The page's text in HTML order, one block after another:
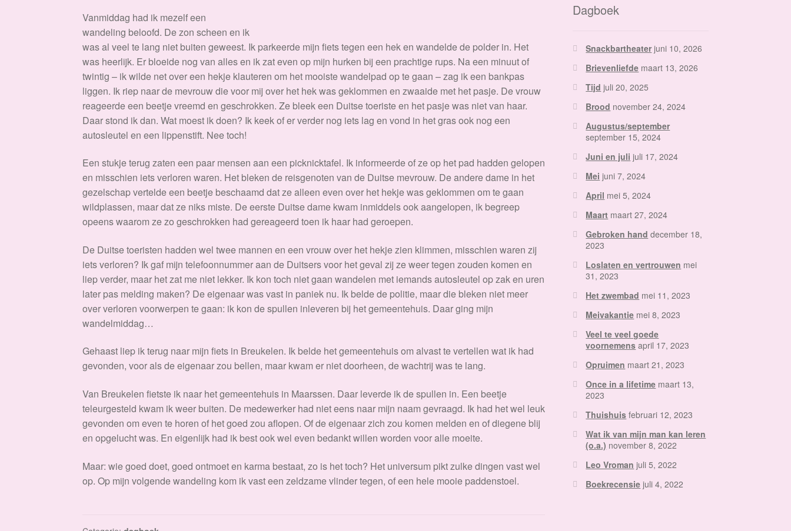
Vanmiddag had ik mezelf een
wandeling beloofd. De zon scheen en ik
was al veel te lang niet buiten geweest. Ik parkeerde mijn fiets tegen een hek en wandelde de polder in. Het
was heerlijk. Er bloeide nog van alles en ik zat even op mijn hurken bij een prachtige rups. Na een minuut of
twintig – ik wilde net over een hekje klauteren om het mooiste wandelpad op te gaan – zag ik een bankpas
liggen. Ik riep naar de mevrouw die voor mij over het hek was geklommen en zwaaide met het pasje. De vrouw
reageerde een beetje vreemd en geschrokken. Ze bleek een Duitse toeriste en het pasje was niet van haar.
Daar stond ik dan. Wat moest ik doen? Ik keek of er verder nog iets lag en vond in het gras ook nog een
autosleutel en een lippenstift. Nee toch!
Een stukje terug zaten een paar mensen aan een picknicktafel. Ik informeerde of ze op het pad hadden gelopen
en misschien iets verloren waren. Het bleken de reisgenoten van de Duitse mevrouw. De andere dame in het
gezelschap vertelde een beetje beschaamd dat ze alleen even over het hekje was geklommen om te gaan
wildplassen, maar dat ze niks miste. De eerste Duitse dame kwam inmiddels ook aangelopen, ik begreep
opeens waarom ze zo geschrokken had gereageerd toen ik haar had geroepen.
De Duitse toeristen hadden wel twee mannen en een vrouw over het hekje zien klimmen, misschien waren zij
iets verloren? Ik gaf mijn telefoonnummer aan de Duitsers voor het geval zij ze weer tegen zouden komen en
liep verder, maar het zat me niet lekker. Ik kon toch niet gaan wandelen met iemands autosleutel op zak en uren
later pas melding maken? De eigenaar was vast in paniek nu. Ik belde de politie, maar die bleken niet meer
over verloren voorwerpen te gaan: ik kon de spullen inleveren bij het gemeentehuis. Daar ging mijn
wandelmiddag…
Gehaast liep ik terug naar mijn fiets in Breukelen. Ik belde het gemeentehuis om alvast te vertellen wat ik had
gevonden, voor als de eigenaar zou bellen, maar kwam er niet doorheen, de wachtrij was te lang.
Van Breukelen fietste ik naar het gemeentehuis in Maarssen. Daar leverde ik de spullen in. Een beetje
teleurgesteld kwam ik weer buiten. De medewerker had niet eens naar mijn naam gevraagd. Ik had het wel leuk
gevonden om even te horen of het goed zou aflopen. Of de eigenaar zich zou komen melden en of diegene blij
en opgelucht was. En eigenlijk had ik best ook wel even bedankt willen worden voor alle moeite.
Maar: wie goed doet, goed ontmoet en karma bestaat, zo is het toch? Het universum pikt zulke dingen vast wel
op. Op mijn volgende wandeling kom ik vast een zeldzame vlinder tegen, of een hele mooie paddenstoel.
Dagboek
Snackbartheater juni 10, 2026
Brievenliefde maart 13, 2026
Tijd juli 20, 2025
Brood november 24, 2024
Augustus/september
september 15, 2024
Juni en juli juli 17, 2024
Mei juni 7, 2024
April mei 5, 2024
Maart maart 27, 2024
Gebroken hand december 18,
2023
Loslaten en vertrouwen mei
31, 2023
Het zwembad mei 11, 2023
Meivakantie mei 8, 2023
Veel te veel goede
voornemens april 17, 2023
Opruimen maart 21, 2023
Once in a lifetime maart 13,
2023
Thuishuis februari 12, 2023
Wat ik van mijn man kan leren
(o.a.) november 8, 2022
Leo Vroman juli 5, 2022
Boekrecensie juli 4, 2022